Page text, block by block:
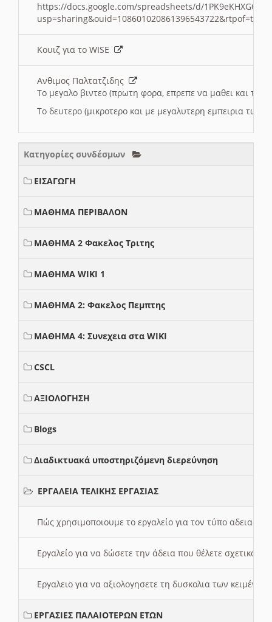
https://docs.google.com/spreadsheets/d/
Κουιζ για το WISE
Ανθιμος Παλτατζιδης
Το μεγαλο βιντεο (πρωτη φορα, επρεπε να μαθει και το
Το δευτερο (μικροτερο και με μεγαλυτερη εμπειρια
Κατηγορίες συνδέσμων
ΕΙΣΑΓΩΓΗ
ΜΑΘΗΜΑ ΠΕΡΙΒΑΛΟΝ
ΜΑΘΗΜΑ 2 Φακελος Τριτης
ΜΑΘΗΜΑ WIKI 1
ΜΑΘΗΜΑ 2: Φακελος Πεμπτης
ΜΑΘΗΜΑ 4: Συνεχεια στα WIKI
CSCL
ΑΞΙΟΛΟΓΗΣΗ
Blogs
Διαδικτυακά υποστηριζόμενη διερεύνηση
ΕΡΓΑΛΕΙΑ ΤΕΛΙΚΗΣ ΕΡΓΑΣΙΑΣ
Πώς χρησιμοποιουμε το εργαλείο για τον τύπο αδειας
Εργαλείο για να δώσετε την άδεια που θέλετε σχετικά
Εργαλειο για να αξιολογησετε τη δυσκολια των
ΕΡΓΑΣΙΕΣ ΠΑΛΑΙΟΤΕΡΩΝ ΕΤΩΝ